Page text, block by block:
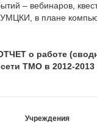
– вебинаров,
в плане
о работе
ТМО в 2012-2013
Учреждения